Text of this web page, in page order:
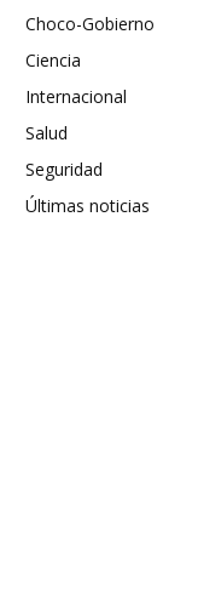
Choco-Gobierno
Ciencia
Internacional
Salud
Seguridad
Últimas noticias